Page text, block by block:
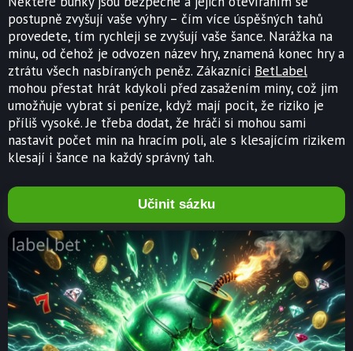
postupně zvyšují vaše výhry – čím více úspěšných tahů
provedete, tím rychleji se zvyšují vaše šance. Narážka na
minu, od čehož je odvozen název hry, znamená konec hry a
ztrátu všech nasbíraných peněz. Zákazníci BetLabel
mohou přestat hrát kdykoli před zasažením miny, což jim
umožňuje vybrat si peníze, když mají pocit, že riziko je
příliš vysoké. Je třeba dodat, že hráči si mohou sami
nastavit počet min na hracím poli, ale s klesajícím rizikem
klesají i šance na každý správný tah.
Učinit sázku